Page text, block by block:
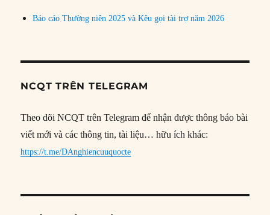
Báo cáo Thường niên 2025 và Kêu gọi tài trợ năm 2026
NCQT TRÊN TELEGRAM
Theo dõi NCQT trên Telegram để nhận được thông báo bài
viết mới và các thông tin, tài liệu… hữu ích khác:
https://t.me/DAnghiencuuquocte